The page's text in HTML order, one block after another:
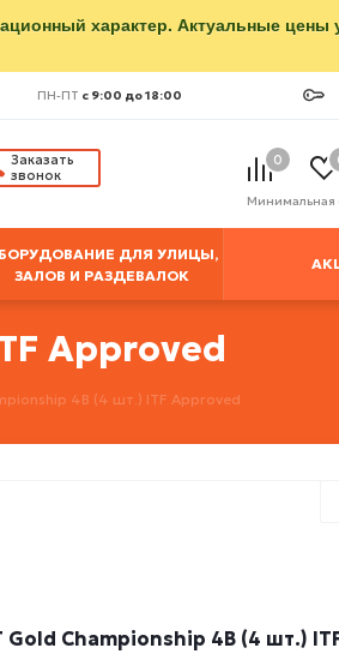
характер. Актуальные цены
ПН-ПТ с 9:00 до 18:00
Заказать
звонок
0
Минимальная
ДЛЯ УЛИЦЫ,
ЗАЛОВ И РАЗДЕВАЛОК
Approved
4B (4 шт.) ITF Approved
Gold Championship 4B (4 шт.)